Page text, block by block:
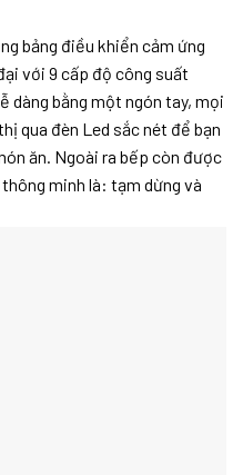
bảng điều khiển cảm ứng
với 9 cấp độ công suất
dàng bằng một ngón tay, mọi
qua đèn Led sắc nét để bạn
ăn. Ngoài ra bếp còn được
minh là: tạm dừng và